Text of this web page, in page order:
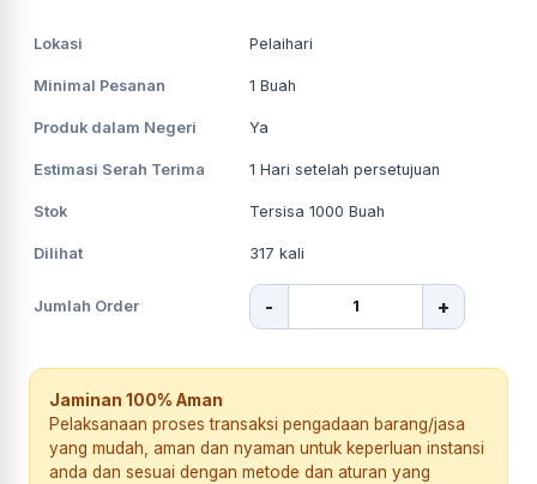
Lokasi Pelaihari
Minimal Pesanan 1 Buah
Produk dalam Negeri Ya
Estimasi Serah Terima 1 Hari setelah persetujuan
Stok Tersisa 1000 Buah
Dilihat 317 kali
Jumlah Order - +
Jaminan 100% Aman
Pelaksanaan proses transaksi pengadaan barang/jasa
yang mudah, aman dan nyaman untuk keperluan instansi
anda dan sesuai dengan metode dan aturan yang